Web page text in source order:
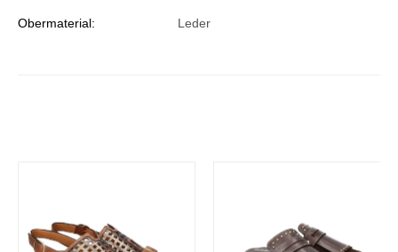
Obermaterial: Leder